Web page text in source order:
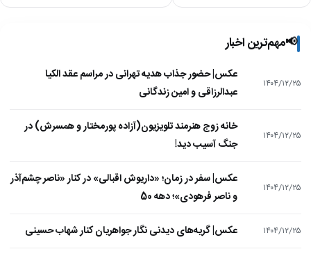
📢مهم‌ترین اخبار
۱۴۰۴/۱۲/۲۵
عکس| حضور جذاب هدیه تهرانی در مراسم عقد الکیا
عبدالرزاقی و امین زندگانی
۱۴۰۴/۱۲/۲۵
خانه زوج هنرمند تلویزیون(آزاده پورمختار و همسرش) در
جنگ آسیب دید!
۱۴۰۴/۱۲/۲۵
عکس| سفر در زمان؛ «داریوش اقبالی» در کنار «ناصر چشم‌آذر
و ناصر فرهودی»؛ دهه 50
۱۴۰۴/۱۲/۲۵ عکس| گریه‌های دیدنی نگار جواهریان کنار شهاب حسینی